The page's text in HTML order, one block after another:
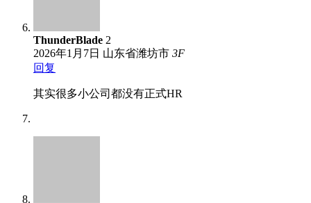
ThunderBlade 2
2026年1月7日 山东省潍坊市 3F
回复
其实很多小公司都没有正式HR